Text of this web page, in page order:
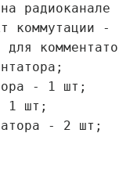
коммутации -
- 1 шт;
1 шт;
- 2 шт;